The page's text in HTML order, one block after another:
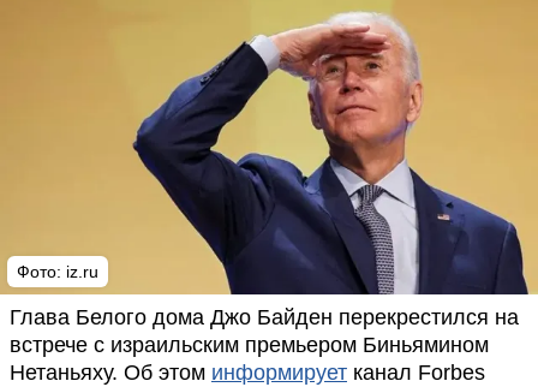
Фото: iz.ru
Глава Белого дома Джо Байден перекрестился на
встрече с израильским премьером Биньямином
Нетаньяху. Об этом информирует канал Forbes